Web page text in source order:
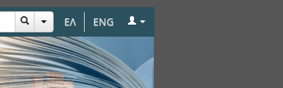
ΕΛ ENG
buildings and